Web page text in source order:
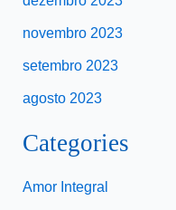
novembro 2023
setembro 2023
agosto 2023
Categories
Amor Integral